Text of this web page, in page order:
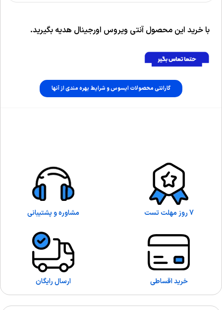
با خرید این محصول آنتی ویروس اورجینال هدیه بگیرید.
گارانتی محصولات ایسوس و شرایط بهره مندی از آنها
7 روز مهلت تست مشاوره و پشتیبانی
خرید اقساطی ارسال رایگان